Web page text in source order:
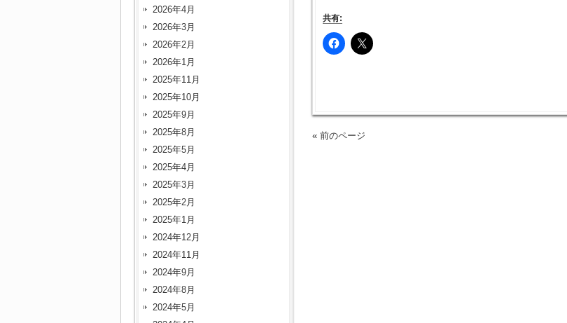
共有:
« 前のページ
2026年4月
2026年3月
2026年2月
2026年1月
2025年11月
2025年10月
2025年9月
2025年8月
2025年5月
2025年4月
2025年3月
2025年2月
2025年1月
2024年12月
2024年11月
2024年9月
2024年8月
2024年5月